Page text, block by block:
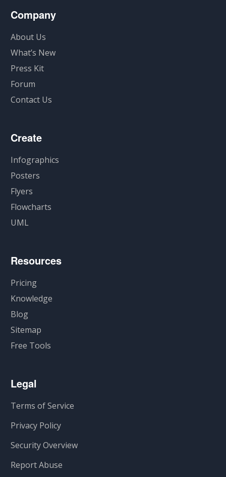
Company
About Us
What’s New
Press Kit
Forum
Contact Us
Create
Infographics
Posters
Flyers
Flowcharts
UML
Resources
Pricing
Knowledge
Blog
Sitemap
Free Tools
Legal
Terms of Service
Privacy Policy
Security Overview
Report Abuse